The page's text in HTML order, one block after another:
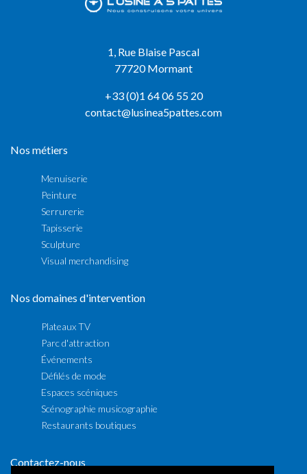
1, Rue Blaise Pascal
77720 Mormant
+33 (0)1 64 06 55 20
contact@lusinea5pattes.com
Nos métiers
Menuiserie
Peinture
Serrurerie
Tapisserie
Sculpture
Visual merchandising
Nos domaines d'intervention
Plateaux TV
Parc d'attraction
Événements
Défilés de mode
Espaces scéniques
Scénographie musicographie
Restaurants boutiques
Contactez-nous